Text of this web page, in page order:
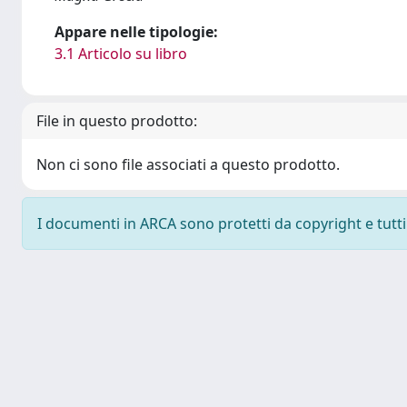
Appare nelle tipologie:
3.1 Articolo su libro
File in questo prodotto:
Non ci sono file associati a questo prodotto.
I documenti in ARCA sono protetti da copyright e